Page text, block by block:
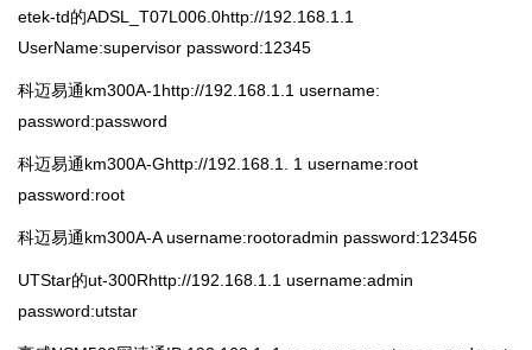
etek-td的ADSL_T07L006.0http://192.168.1.1
UserName:supervisor password:12345
科迈易通km300A-1http://192.168.1.1 username:
password:password
科迈易通km300A-Ghttp://192.168.1. 1 username:root
password:root
科迈易通km300A-A username:rootoradmin password:123456
UTStar的ut-300Rhttp://192.168.1.1 username:admin
password:utstar